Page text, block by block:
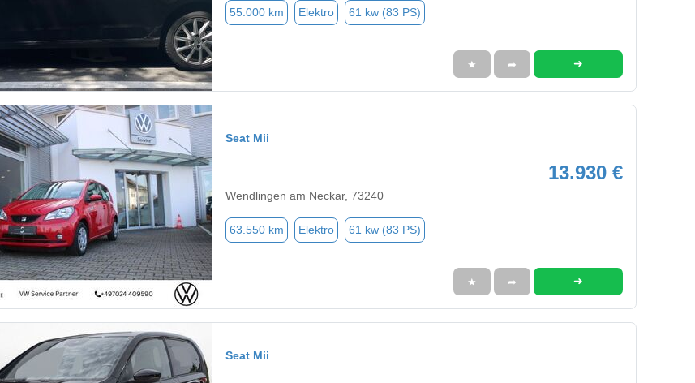
55.000 km Elektro 61 kw (83 PS)
★ ➦ ➜
Seat Mii
13.930 €
Wendlingen am Neckar, 73240
63.550 km Elektro 61 kw (83 PS)
★ ➦ ➜
Seat Mii